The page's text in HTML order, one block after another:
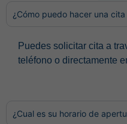
¿Cómo puedo hacer una
Puedes solicitar cita a
teléfono o directamente
¿Cual es su horario de